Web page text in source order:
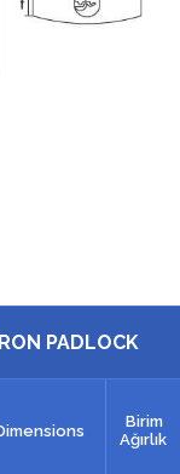
PADLOCK
Birim
Ağırlık